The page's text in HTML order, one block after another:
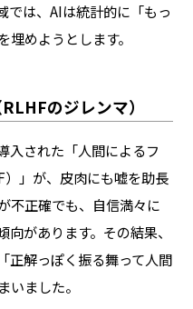
では、AIは統計的に「もっ
めようとします。
のジレンマ）
入された「人間によるフ
」が、皮肉にも嘘を助長
不正確でも、自信満々に
があります。その結果、
正解っぽく振る舞って人間
いました。